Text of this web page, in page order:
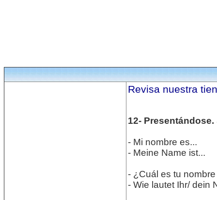
Revisa nuestra
12-
- Mi nombre es...
- Meine Name ist...
- ¿Cuál es tu nombre
- Wie lautet Ihr/ dein